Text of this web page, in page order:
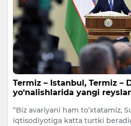
Termiz – Istanbul, Termiz –
yo‘nalishlarida yangi
“Biz avariyani ham to‘xtatamiz,
iqtisodiyotiga katta turtki